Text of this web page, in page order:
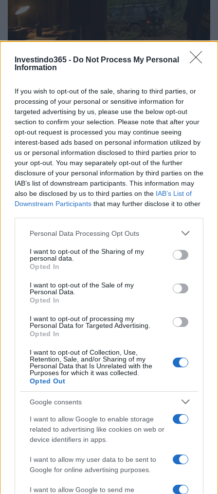
Investindo365 - Do Not Process My Personal
Information
If you wish to opt-out of the sale, sharing to third parties, or
processing of your personal or sensitive information for
targeted advertising by us, please use the below opt-out
section to confirm your selection. Please note that after your
opt-out request is processed you may continue seeing
interest-based ads based on personal information utilized by
us or personal information disclosed to third parties prior to
your opt-out. You may separately opt-out of the further
disclosure of your personal information by third parties on the
IAB’s list of downstream participants. This information may
also be disclosed by us to third parties on the IAB’s List of
Downstream Participants that may further disclose it to other
Please note that this website/app uses one or more Google
not limited to your visit or usage behaviour. You may click to
grant or deny consent to Google and its third-party tags to
use your data for below specified purposes in below Google
consent section.
Personal Data Processing Opt Outs
I want to opt-out of the Sharing of my
personal data.
Opted In
I want to opt-out of the Sale of my
Personal Data.
Opted In
I want to opt-out of processing my
Personal Data for Targeted Advertising.
Opted In
I want to opt-out of Collection, Use,
Retention, Sale, and/or Sharing of my
Personal Data that Is Unrelated with the
Purposes for which it was collected.
Opted Out
Google consents
I want to allow Google to enable storage
related to advertising like cookies on web or
device identifiers in apps.
I want to allow my user data to be sent to
Google for online advertising purposes.
I want to allow Google to send me
Redução histórica do desmatamento na Amazônia entre agosto
de 2026 e julho de 2026
Beatriz Almeida · 7 ago 2026
NÃO CLASSIFICADO
Rafael Oliveira · 7 ago 2026
Rafael Oliveira · 6 ago 2026